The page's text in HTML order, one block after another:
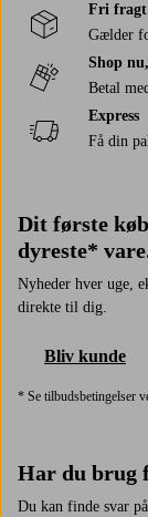
Fri fragt
Gælder
Shop
Betal
Express
Få din
Dit første
dyreste*
Nyheder hver uge,
direkte til dig.
Bliv kunde
* Se tilbudsbetingelser
Har du brug
Du kan finde svar